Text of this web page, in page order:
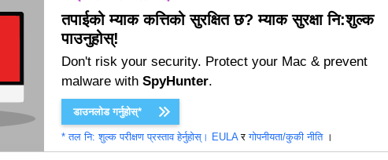
तपाईको म्याक कत्तिको सुरक्षित छ? म्याक सुरक्षा नि:शुल्क
पाउनुहोस्!
Don't risk your security. Protect your Mac & prevent
malware with SpyHunter.
डाउनलोड गर्नुहोस्*
* तल नि: शुल्क परीक्षण प्रस्ताव हेर्नुहोस्। EULAरगोपनीयता/कुकी नीति।